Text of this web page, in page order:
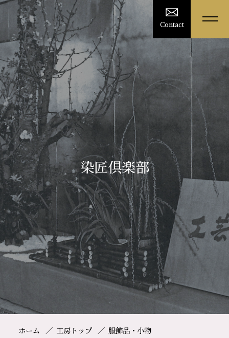
Contact
染匠倶楽部
ホーム 工房トップ
服飾品・小物